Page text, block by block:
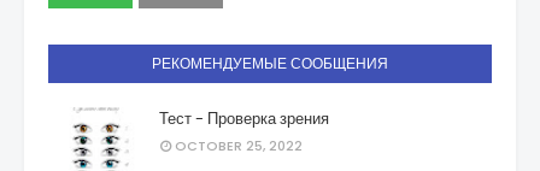
РЕКОМЕНДУЕМЫЕ СООБЩЕНИЯ
Тест - Проверка зрения
OCTOBER 25, 2022